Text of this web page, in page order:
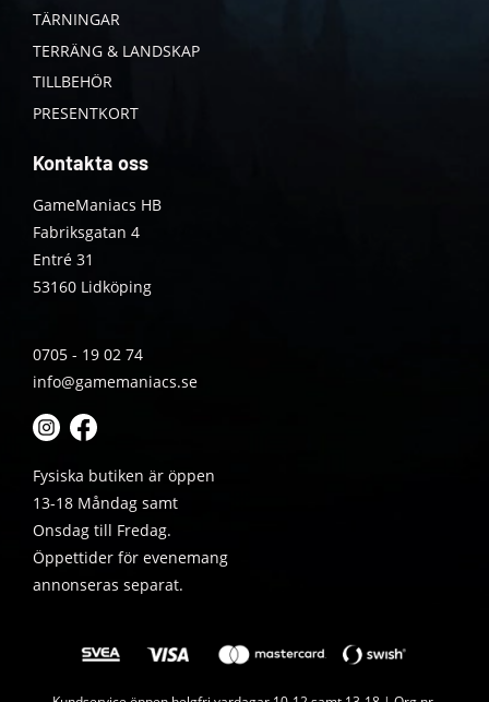
TÄRNINGAR
TERRÄNG & LANDSKAP
TILLBEHÖR
PRESENTKORT
Kontakta oss
GameManiacs HB
Fabriksgatan 4
Entré 31
53160 Lidköping
0705 - 19 02 74
info@gamemaniacs.se
Fysiska butiken är öppen
13-18 Måndag samt
Onsdag till Fredag.
Öppettider för evenemang
annonseras separat.